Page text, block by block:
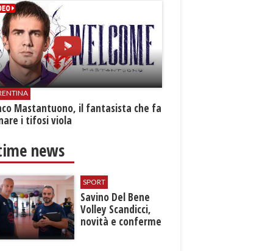
Mastantuono, il fantasista che fa
i tifosi viola
news
SPORT
Savino Del Bene
Volley Scandicci,
novità e conferme